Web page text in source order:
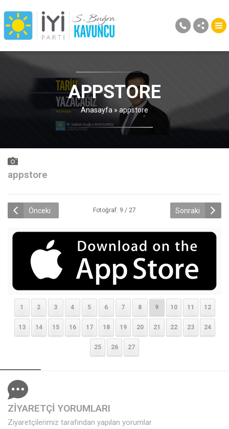
APPSTORE
Anasayfa » appstore
appstore
Önceki Fotoğraf: 9 / 27 Sonraki
1 2 3 4 5 6 7 8 9 10 11 12
13 14 15 16 17 18 19 20 21 22 23 24
25 26 27
ZİYARETÇİ YORUMLARI
Ziyaretçilerimiz tarafından yapılan yorumlar